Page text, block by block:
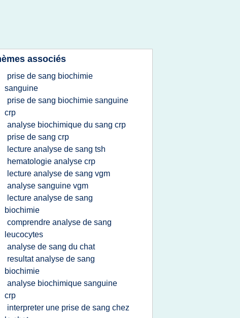
associés
prise de sang biochimie
sanguine
prise de sang biochimie sanguine
crp
analyse biochimique du sang crp
prise de sang crp
lecture analyse de sang tsh
hematologie analyse crp
lecture analyse de sang vgm
analyse sanguine vgm
lecture analyse de sang
biochimie
comprendre analyse de sang
leucocytes
analyse de sang du chat
resultat analyse de sang
biochimie
analyse biochimique sanguine
crp
interpreter une prise de sang chez